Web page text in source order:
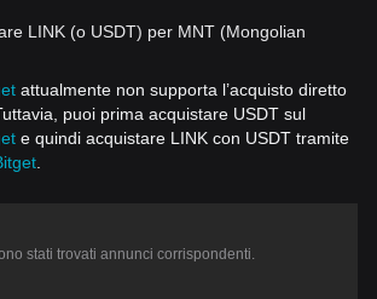
LINK (o USDT) per MNT (Mongolian
attualmente non supporta l’acquisto diretto
puoi prima acquistare USDT sul
e quindi acquistare LINK con USDT tramite
stati trovati annunci corrispondenti.